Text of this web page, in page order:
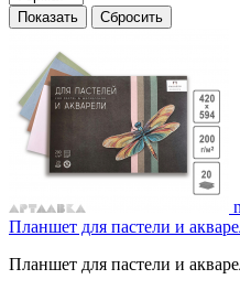
Планшет для пастели и
Планшет для пастели и